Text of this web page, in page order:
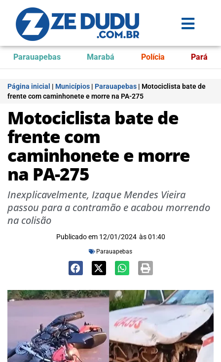
Parauapebas Marabá Polícia Pará
Página inicial | Municípios | Parauapebas | Motociclista bate de
frente com caminhonete e morre na PA-275
Motociclista bate de
frente com
caminhonete e morre
na PA-275
Inexplicavelmente, Izaque Mendes Vieira
passou para a contramão e acabou morrendo
na colisão
Publicado em 12/01/2024 às 01:40
Parauapebas